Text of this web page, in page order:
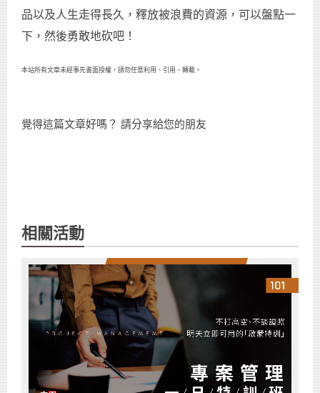
品以及人生走得長久，釋放被浪費的資源，可以盤點一
下，然後勇敢地砍吧！
本站所有文章未經事先書面授權，請勿任意利用、引用、轉載。
覺得這篇文章好嗎？ 請分享給您的朋友
相關活動